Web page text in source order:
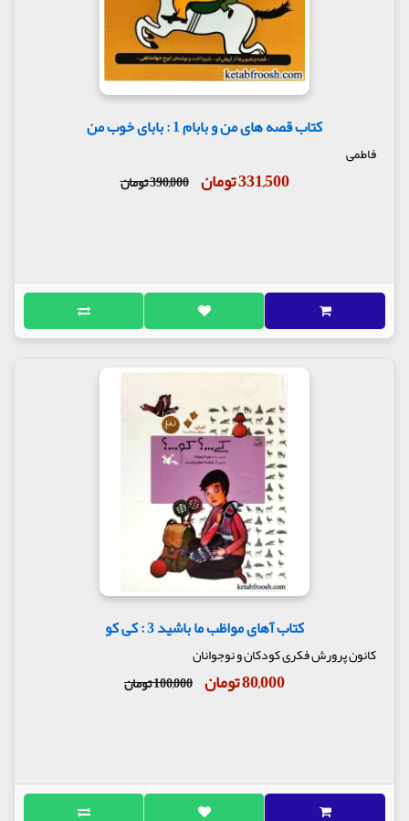
کتاب قصه های من و بابام 1 : بابای خوب من
فاطمی
331,500 تومان 390,000 تومان
کتاب آهای مواظب ما باشید 3 : کی کو
کانون پرورش فکری کودکان و نوجوانان
80,000 تومان 100,000 تومان